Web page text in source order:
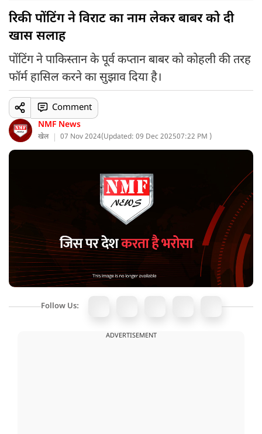
रिकी पोंटिंग ने विराट का नाम लेकर बाबर को दी
खास सलाह
पोंटिंग ने पाकिस्तान के पूर्व कप्तान बाबर को कोहली की तरह
फॉर्म हासिल करने का सुझाव दिया है।
NMF News
खेल 07 Nov 2024(Updated: 09 Dec 202507:22 PM )
Comment
Follow Us:
ADVERTISEMENT